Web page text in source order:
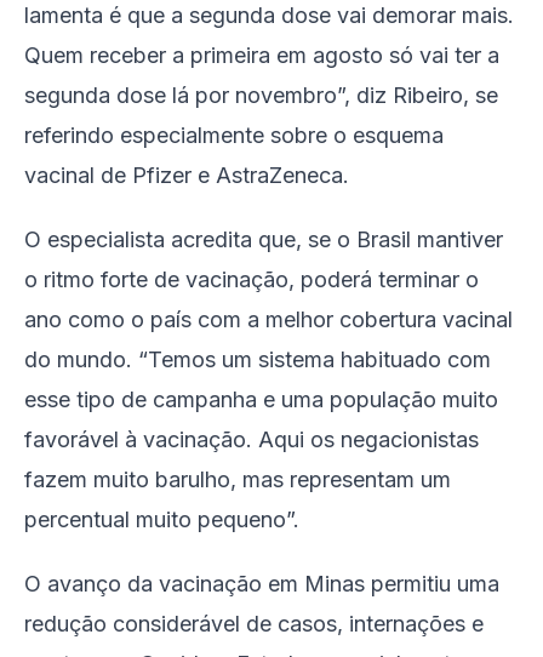
lamenta é que a segunda dose vai demorar mais.
Quem receber a primeira em agosto só vai ter a
segunda dose lá por novembro”, diz Ribeiro, se
referindo especialmente sobre o esquema
vacinal de Pfizer e AstraZeneca.
O especialista acredita que, se o Brasil mantiver
o ritmo forte de vacinação, poderá terminar o
ano como o país com a melhor cobertura vacinal
do mundo. “Temos um sistema habituado com
esse tipo de campanha e uma população muito
favorável à vacinação. Aqui os negacionistas
fazem muito barulho, mas representam um
percentual muito pequeno”.
O avanço da vacinação em Minas permitiu uma
redução considerável de casos, internações e